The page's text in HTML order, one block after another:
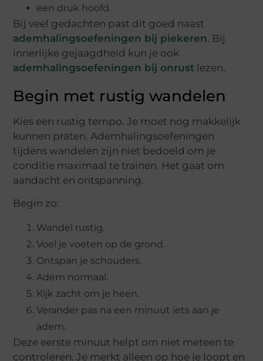
een druk hoofd.
Bij veel gedachten past dit goed naast
ademhalingsoefeningen bij piekeren. Bij
innerlijke gejaagdheid kun je ook
ademhalingsoefeningen bij onrust lezen.
Begin met rustig wandelen
Kies een rustig tempo. Je moet nog makkelijk
kunnen praten. Ademhalingsoefeningen
tijdens wandelen zijn niet bedoeld om je
conditie maximaal te trainen. Het gaat om
aandacht en ontspanning.
Begin zo:
Wandel rustig.
Voel je voeten op de grond.
Ontspan je schouders.
Adem normaal.
Kijk zacht om je heen.
Verander pas na een minuut iets aan je
adem.
Deze eerste minuut helpt om niet meteen te
controleren. Je merkt alleen op hoe je loopt en